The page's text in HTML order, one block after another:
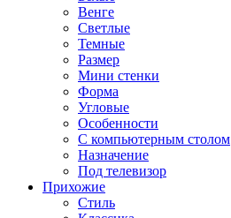
Венге
Светлые
Темные
Размер
Мини стенки
Форма
Угловые
Особенности
С компьютерным столом
Назначение
Под телевизор
Прихожие
Стиль